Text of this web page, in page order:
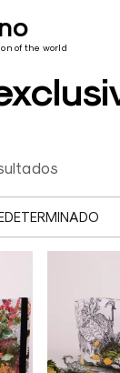
of the world